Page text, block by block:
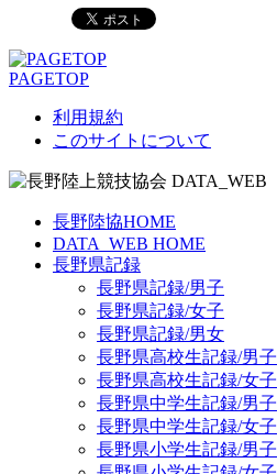
PAGETOP
利用規約
このサイトについて
長野陸協HOME
DATA_WEB HOME
長野県記録
長野県記録/男子
長野県記録/女子
長野県記録/男女
長野県高校生記録/男子
長野県高校生記録/女子
長野県中学生記録/男子
長野県中学生記録/女子
長野県小学生記録/男子